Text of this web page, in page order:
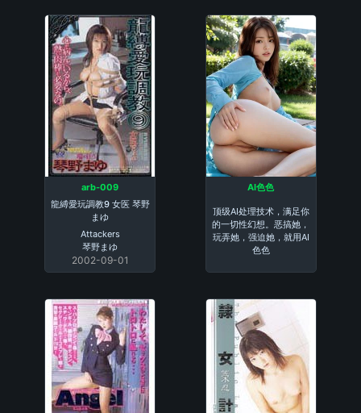
arb-009
龍縛愛玩調教9 女医 琴野
まゆ
Attackers
琴野まゆ
2002-09-01
AI色色
顶级AI处理技术，满足你
的一切性幻想。恶搞她，
玩弄她，强迫她，就用AI
色色